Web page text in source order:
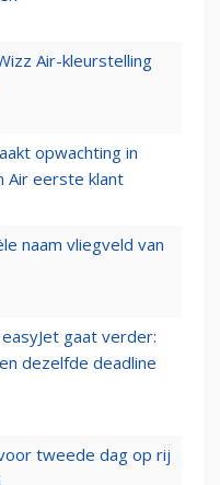
Air-kleurstelling
opwachting in
Air eerste klant
naam vliegveld van
gaat verder:
dezelfde deadline
tweede dag op rij